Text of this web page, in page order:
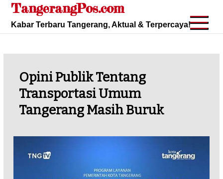
Skip
content
TangerangPos.com
Kabar Terbaru Tangerang, Aktual & Terpercaya!
Opini Publik Tentang
Transportasi Umum
Tangerang Masih Buruk